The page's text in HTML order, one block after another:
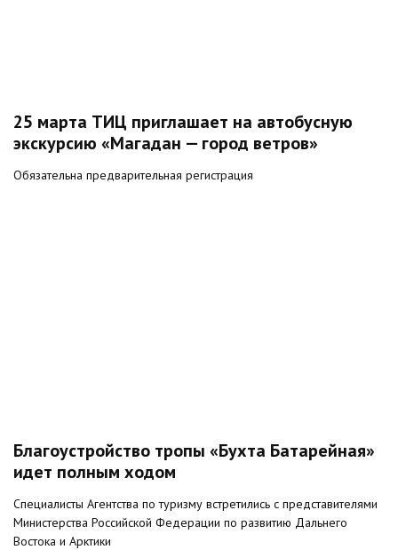
25 марта ТИЦ приглашает на автобусную
экскурсию «Магадан — город ветров»
Обязательна предварительная регистрация
Благоустройство тропы «Бухта Батарейная»
идет полным ходом
Специалисты Агентства по туризму встретились с представителями
Министерства Российской Федерации по развитию Дальнего
Востока и Арктики